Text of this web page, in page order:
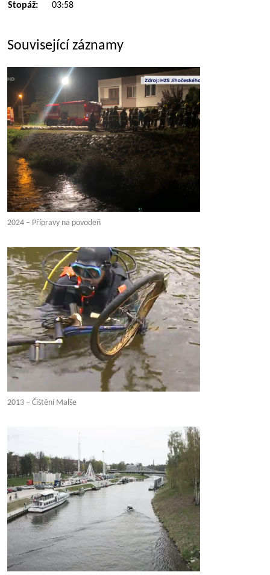
Stopáž:
03:58
Související záznamy
2024 – Přípravy na povodeň
2013 – Čištění Malše